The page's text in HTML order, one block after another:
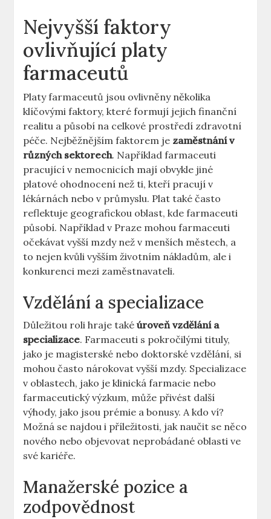
Nejvyšší faktory
ovlivňující platy
farmaceutů
Platy farmaceutů jsou ovlivněny několika
klíčovými faktory, které formují jejich finanční
realitu a působí na celkové prostředí zdravotní
péče. Nejběžnějším faktorem je zaměstnání v
různých sektorech. Například farmaceuti
pracující v nemocnicích mají obvykle jiné
platové ohodnocení než ti, kteří pracují v
lékárnách nebo v průmyslu. Plat také často
reflektuje geografickou oblast, kde farmaceuti
působí. Například v Praze mohou farmaceuti
očekávat vyšší mzdy než v menších městech, a
to nejen kvůli vyšším životním nákladům, ale i
konkurenci mezi zaměstnavateli.
Vzdělání a specializace
Důležitou roli hraje takéúroveň vzdělání a
specializace. Farmaceuti s pokročilými tituly,
jako je magisterské nebo doktorské vzdělání, si
mohou často nárokovat vyšší mzdy. Specializace
v oblastech, jako je klinická farmacie nebo
farmaceutický výzkum, může přivést další
výhody, jako jsou prémie a bonusy. A kdo ví?
Možná se najdou i příležitosti, jak naučit se něco
nového nebo objevovat neprobádané oblasti ve
své kariéře.
Manažerské pozice a
zodpovědnost